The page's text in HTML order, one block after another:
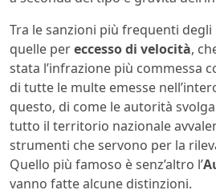
Tra le sanzioni più frequenti
quelle pereccesso di velocità,
stata l’infrazione più commessa
di tutte le multe emesse
questo, di come le autorità
tutto il territorio nazionale
strumenti che servono per la
Quello più famoso è senz’altro l’
vanno fatte alcune distinzioni.